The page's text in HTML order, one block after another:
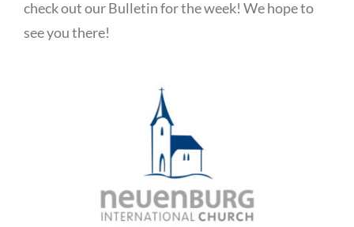
check out our Bulletin for the week! We hope to
see you there!